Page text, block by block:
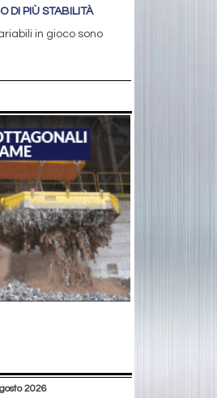
DI PIÙ STABILITÀ
in gioco sono
2026